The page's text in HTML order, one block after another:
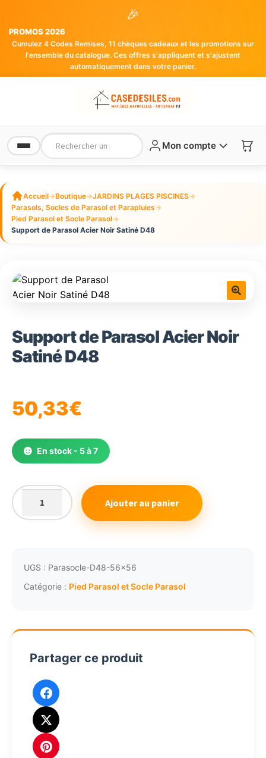
🎉
PROMOS 2026
Cumulez 4 Codes Remises, 11 chèques cadeaux et les promotions sur
l'ensemble du catalogue. Ces offres s'appliquent et s'ajustent
automatiquement dans votre panier.
Mon compte
Accueil→Boutique→JARDINS PLAGES PISCINES→
Parasols, Socles de Parasol et Parapluies→
Pied Parasol et Socle Parasol→
Support de Parasol Acier Noir Satiné D48
Support de Parasol Acier Noir
Satiné D48
50,33€
En stock - 5 à 7
quantité
de
Parasol
Acier
D48
Ajouter au panier
UGS : Parasocle-D48-56x56
Catégorie : Pied Parasol et Socle Parasol
Partager ce produit